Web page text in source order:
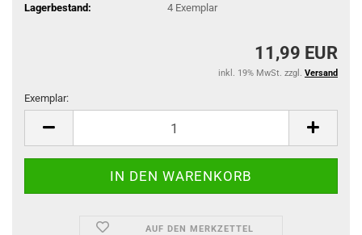
Lagerbestand: 4 Exemplar
11,99 EUR
inkl. 19% MwSt. zzgl. Versand
Exemplar:
AUF DEN MERKZETTEL